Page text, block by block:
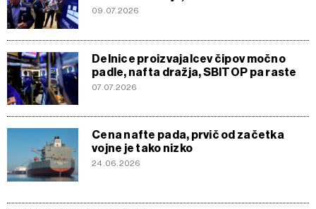
09.07.2026
Delnice proizvajalcev čipov močno
padle, nafta dražja, SBITOP pa raste
07.07.2026
Cena nafte pada, prvič od začetka
vojne je tako nizko
24.06.2026